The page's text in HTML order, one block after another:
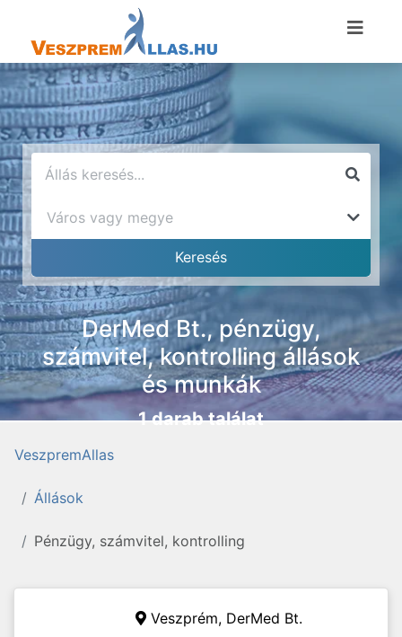
DerMed Bt., pénzügy,
számvitel, kontrolling állások
és munkák
1 darab találat
VeszpremAllas
Állások
Pénzügy, számvitel, kontrolling
Veszprém, DerMed Bt.